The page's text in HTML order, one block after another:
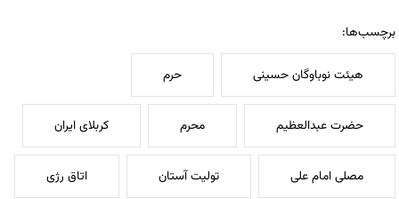
برچسب‌ها:
هیئت نوباوگان حسینی حرم
حضرت عبدالعظیم محرم کربلای ایران
مصلی امام علی تولیت آستان اتاق رژی